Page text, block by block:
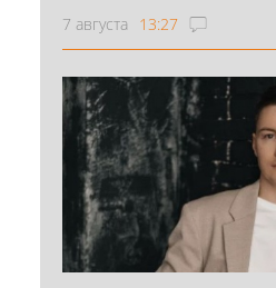
7 августа 13:27